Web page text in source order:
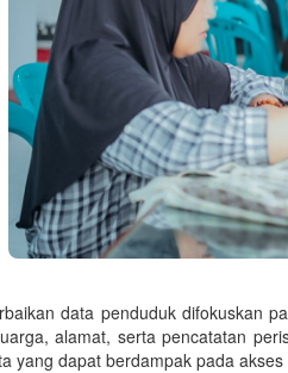
data penduduk difokuskan
alamat, serta pencatatan
yang dapat berdampak pada